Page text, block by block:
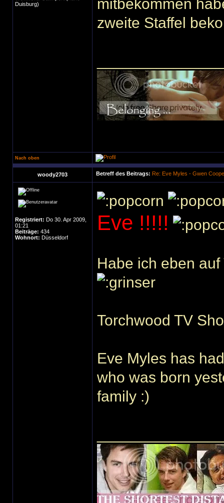
Duisburg)
mitbekommen
zweite Staffel
Nach oben
woody2703 Betreff des Beitrags: Re: Eve Myles - Gwen
Registriert: Do 30. Apr 2009,
01:21
Beiträge: 434
Wohnort: Düsseldorf
Eve !!!!!
Habe ich eben
Eve Myles has
who was born
family :)